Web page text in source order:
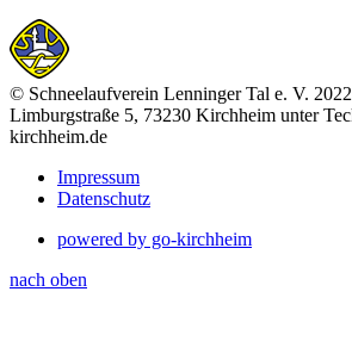
© Schneelaufverein Lenninger Tal e. V.
Limburgstraße 5, 73230 Kirchheim unter
kirchheim.de
Impressum
Datenschutz
powered by go-kirchheim
nach oben